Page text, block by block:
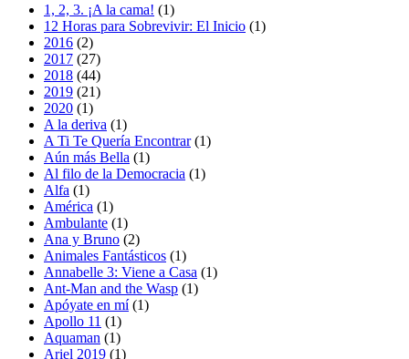
1, 2, 3. ¡A la cama! (1)
12 Horas para Sobrevivir: El Inicio (1)
2016 (2)
2017 (27)
2018 (44)
2019 (21)
2020 (1)
A la deriva (1)
A Ti Te Quería Encontrar(1)
Aún más Bella (1)
Al filo de la Democracia (1)
Alfa (1)
América (1)
Ambulante (1)
Ana y Bruno (2)
Animales Fantásticos (1)
Annabelle 3: Viene a Casa (1)
Ant-Man and the Wasp (1)
Apóyate en mí(1)
Apollo 11 (1)
Aquaman (1)
Ariel 2019 (1)